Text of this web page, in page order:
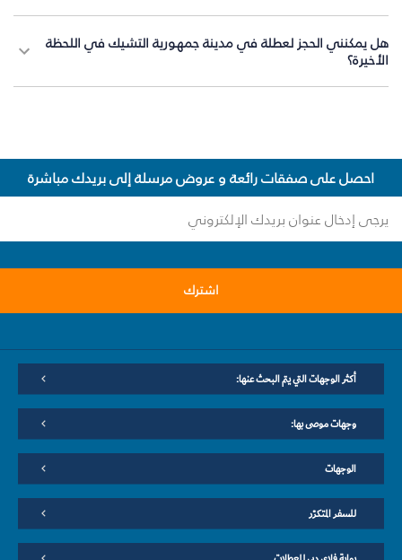
هل يمكنني الحجز لعطلة في مدينة جمهورية التشيك في اللحظة
الأخيرة؟
احصل على صفقات رائعة و عروض مرسلة إلى بريدك مباشرة
اشترك
أكثر الوجهات التي يتم البحث عنها:
وجهات موصى بها:
الوجهات
للسفر المتكرّر